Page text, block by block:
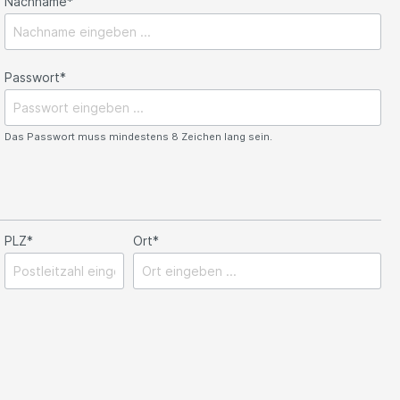
Passwort*
Das Passwort muss mindestens 8 Zeichen lang sein.
PLZ* Ort*